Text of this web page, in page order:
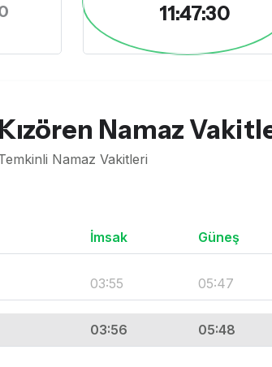
11:47:31
Namaz
Namaz Vakitleri
İmsak Güneş
03:55 05:47
03:56 05:48